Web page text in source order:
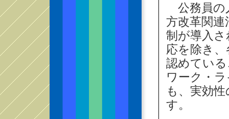
公務員の
方改革関
制が導入
応を除き
認めてい
ワーク・
も、実効
す。